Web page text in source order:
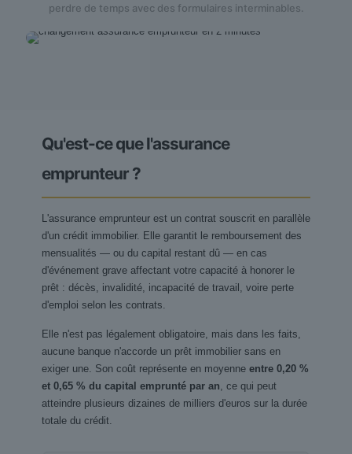
perdre de temps avec des formulaires interminables.
Qu'est-ce que l'assurance
emprunteur ?
L'assurance emprunteur est un contrat souscrit en parallèle
d'un crédit immobilier. Elle garantit le remboursement des
mensualités — ou du capital restant dû — en cas
d'événement grave affectant votre capacité à honorer le
prêt : décès, invalidité, incapacité de travail, voire perte
d'emploi selon les contrats.
Elle n'est pas légalement obligatoire, mais dans les faits,
aucune banque n'accorde un prêt immobilier sans en
exiger une. Son coût représente en moyenne entre 0,20 %
et 0,65 % du capital emprunté par an, ce qui peut
atteindre plusieurs dizaines de milliers d'euros sur la durée
totale du crédit.